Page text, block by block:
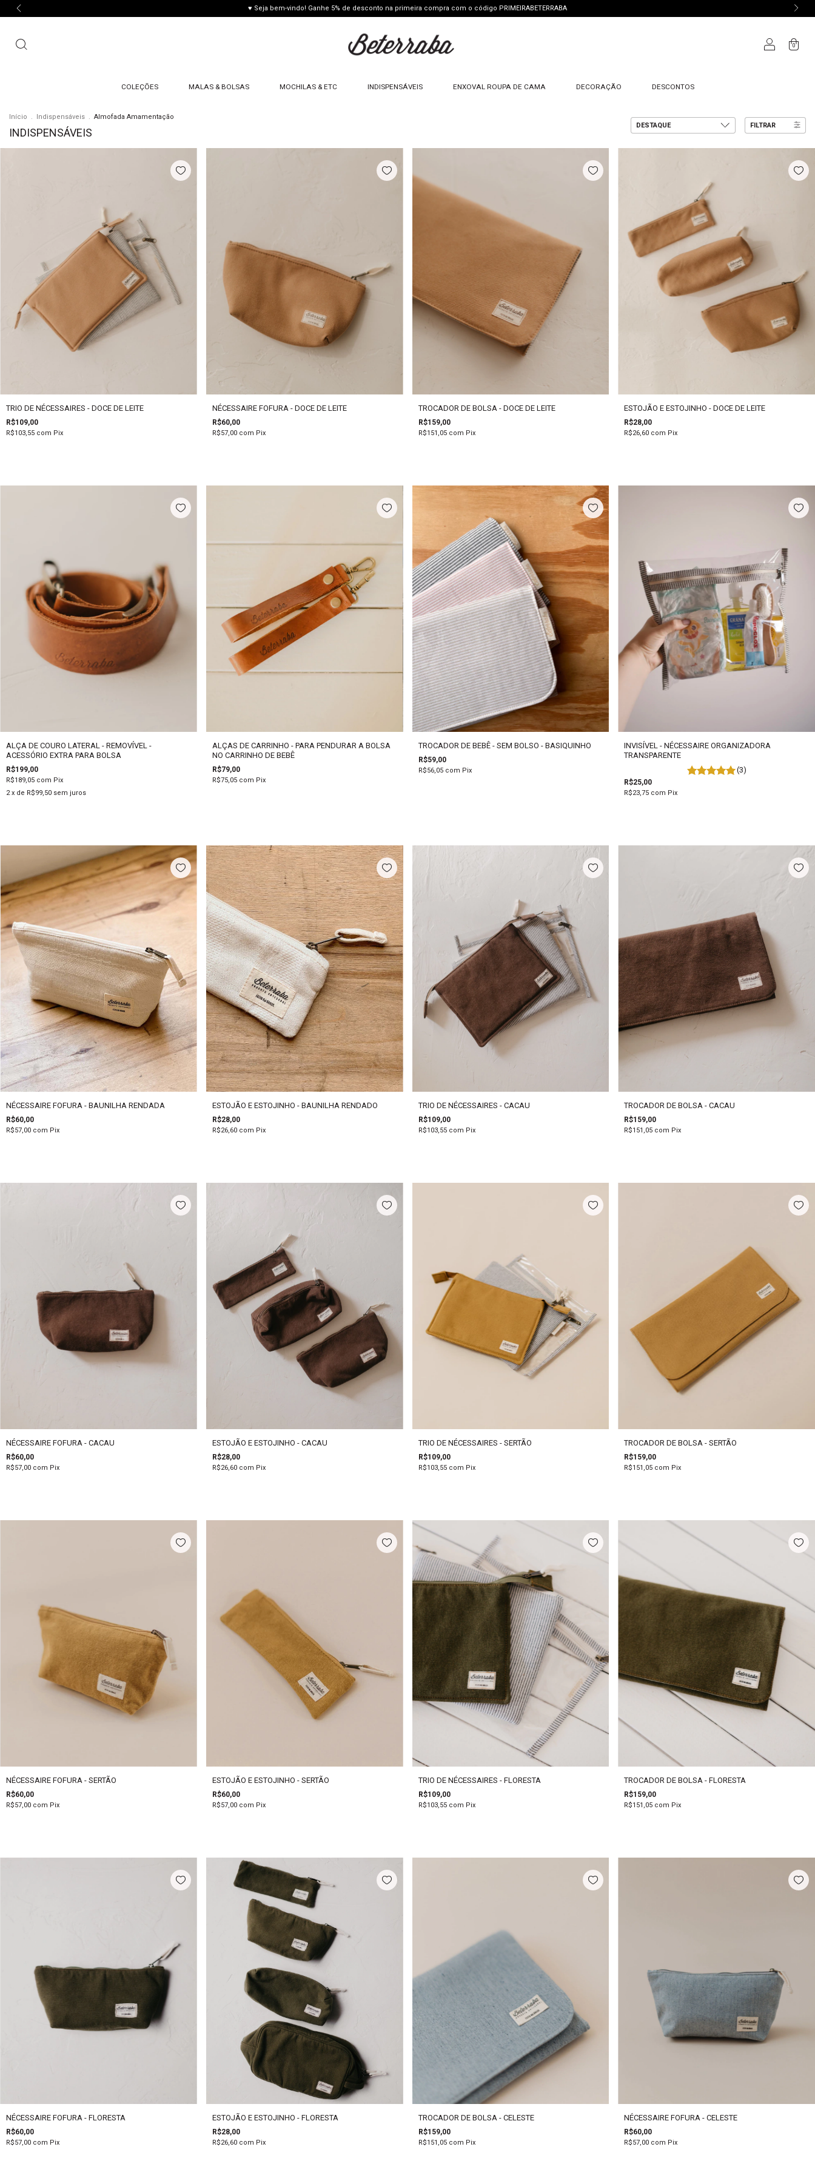
♥ Seja bem-vindo! Ganhe 5% de desconto na primeira compra com o código PRIMEIRABETERRABA
0
COLEÇÕES MALAS & BOLSAS MOCHILAS & ETC INDISPENSÁVEIS ENXOVAL ROUPA DE CAMA DECORAÇÃO DESCONTOS
Início . Indispensáveis . Almofada Amamentação
INDISPENSÁVEIS
FILTRAR
TRIO DE NÉCESSAIRES - DOCE DE LEITE
R$109,00
R$103,55 com Pix
NÉCESSAIRE FOFURA - DOCE DE LEITE
R$60,00
R$57,00 com Pix
TROCADOR DE BOLSA - DOCE DE LEITE
R$159,00
R$151,05 com Pix
ESTOJÃO E ESTOJINHO - DOCE DE LEITE
R$28,00
R$26,60 com Pix
ALÇA DE COURO LATERAL - REMOVÍVEL -
ACESSÓRIO EXTRA PARA BOLSA
R$199,00
R$189,05 com Pix
2 x de R$99,50 sem juros
ALÇAS DE CARRINHO - PARA PENDURAR A BOLSA
NO CARRINHO DE BEBÊ
R$79,00
R$75,05 com Pix
TROCADOR DE BEBÊ - SEM BOLSO - BASIQUINHO
R$59,00
R$56,05 com Pix
INVISÍVEL - NÉCESSAIRE ORGANIZADORA
TRANSPARENTE
(3)
R$25,00
R$23,75 com Pix
NÉCESSAIRE FOFURA - BAUNILHA RENDADA
R$60,00
R$57,00 com Pix
ESTOJÃO E ESTOJINHO - BAUNILHA RENDADO
R$28,00
R$26,60 com Pix
TRIO DE NÉCESSAIRES - CACAU
R$109,00
R$103,55 com Pix
TROCADOR DE BOLSA - CACAU
R$159,00
R$151,05 com Pix
NÉCESSAIRE FOFURA - CACAU
R$60,00
R$57,00 com Pix
ESTOJÃO E ESTOJINHO - CACAU
R$28,00
R$26,60 com Pix
TRIO DE NÉCESSAIRES - SERTÃO
R$109,00
R$103,55 com Pix
TROCADOR DE BOLSA - SERTÃO
R$159,00
R$151,05 com Pix
NÉCESSAIRE FOFURA - SERTÃO
R$60,00
R$57,00 com Pix
ESTOJÃO E ESTOJINHO - SERTÃO
R$60,00
R$57,00 com Pix
TRIO DE NÉCESSAIRES - FLORESTA
R$109,00
R$103,55 com Pix
TROCADOR DE BOLSA - FLORESTA
R$159,00
R$151,05 com Pix
NÉCESSAIRE FOFURA - FLORESTA
R$60,00
R$57,00 com Pix
ESTOJÃO E ESTOJINHO - FLORESTA
R$28,00
R$26,60 com Pix
TROCADOR DE BOLSA - CELESTE
R$159,00
R$151,05 com Pix
NÉCESSAIRE FOFURA - CELESTE
R$60,00
R$57,00 com Pix